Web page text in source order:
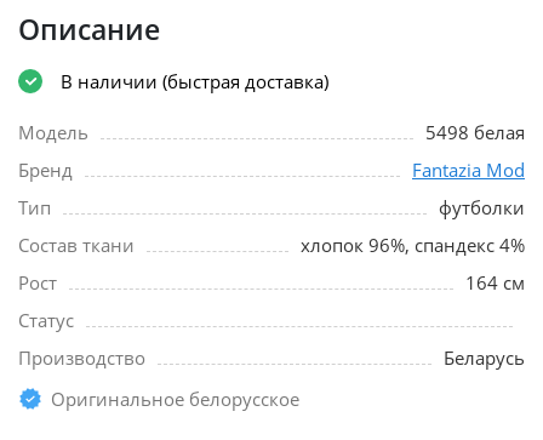
Описание
В наличии (быстрая доставка)
Модель
5498 белая
Бренд
Fantazia Mod
Тип
футболки
Состав ткани
хлопок 96%, спандекс 4%
Рост
164 см
Статус
Производство
Беларусь
Оригинальное белорусское